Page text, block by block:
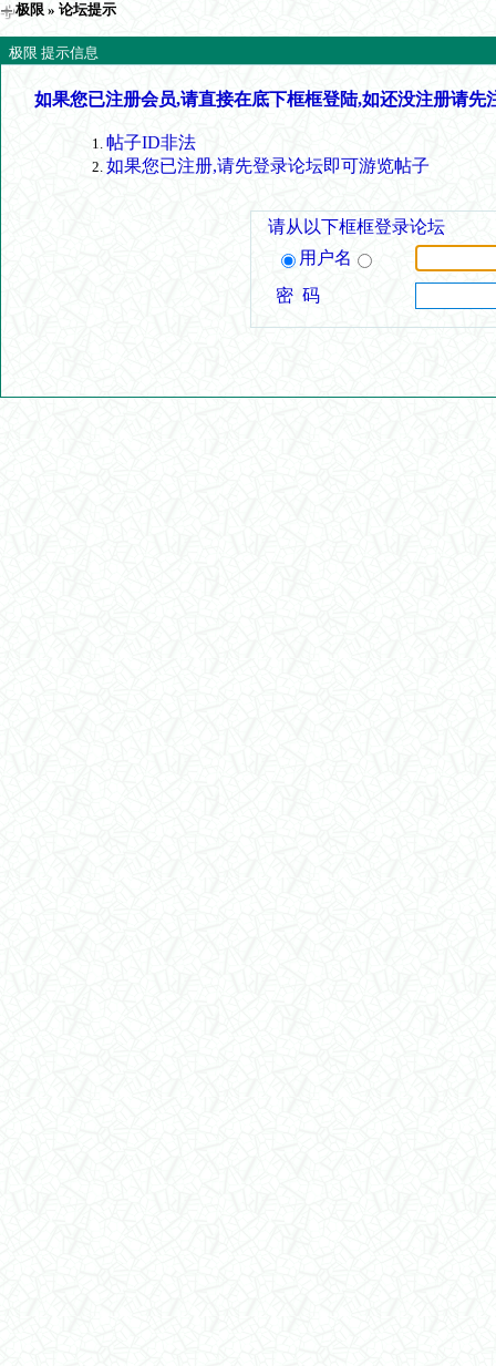
极限 » 论坛提示
极限 提示信息
如果您已注册会员,请直接在底下框框登陆,如还没注册请先
帖子ID非法
如果您已注册,请先登录论坛即可游览帖子
请从以下框框登录论坛
用户名
密 码